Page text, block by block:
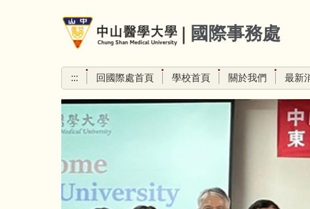
國際事務處
::: 回國際處首頁 學校首頁 關於我們 最新